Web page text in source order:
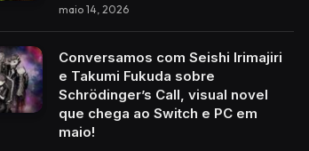
maio 14, 2026
Conversamos com Seishi Irimajiri
e Takumi Fukuda sobre
Schrödinger’s Call, visual novel
que chega ao Switch e PC em
maio!